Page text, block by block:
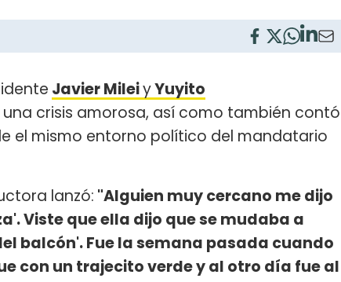
Javier MileiyYuyito
crisis amorosa, así como también contó
el mismo entorno político del mandatario
lanzó: "Alguien muy cercano me dijo
Viste que ella dijo que se mudaba a
balcón'. Fue la semana pasada cuando
con un trajecito verde y al otro día fue al